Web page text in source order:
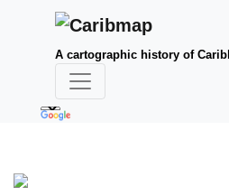
A cartographic history of